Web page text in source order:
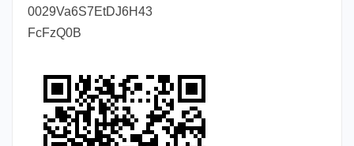
0029Va6S7EtDJ6H43
FcFzQ0B